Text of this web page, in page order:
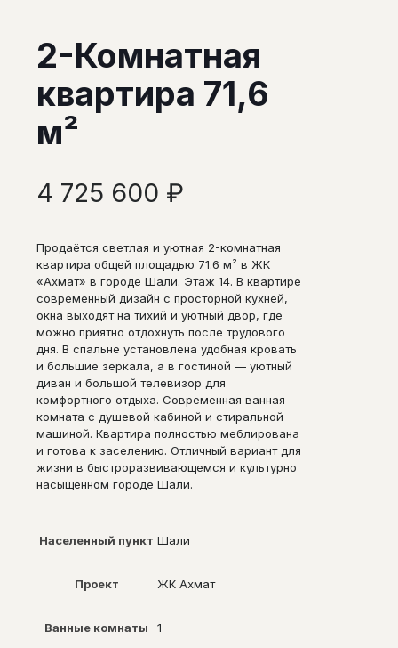
2-Комнатная
квартира 71,6
м²
4 725 600 ₽
Продаётся светлая и уютная 2-комнатная
квартира общей площадью 71.6 м² в ЖК
«Ахмат» в городе Шали. Этаж 14. В квартире
современный дизайн с просторной кухней,
окна выходят на тихий и уютный двор, где
можно приятно отдохнуть после трудового
дня. В спальне установлена удобная кровать
и большие зеркала, а в гостиной — уютный
диван и большой телевизор для
комфортного отдыха. Современная ванная
комната с душевой кабиной и стиральной
машиной. Квартира полностью меблирована
и готова к заселению. Отличный вариант для
жизни в быстроразвивающемся и культурно
насыщенном городе Шали.
Населенный пункт Шали
Проект ЖК Ахмат
Ванные комнаты 1